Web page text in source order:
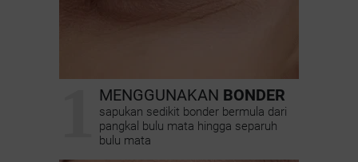
MENGGUNAKAN BONDER
sapukan sedikit bonder bermula dari
pangkal bulu mata hingga separuh
bulu mata